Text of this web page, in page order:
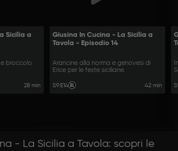
Sicilia a
broccolo
28 min
Giusina In Cucina - La Sicilia a
Tavola - Episodio 14
Arancine alla norma e genovesi di
Erice per le feste siciliane.
S9:E14 42 min
- La Sicilia a Tavola: scopri le